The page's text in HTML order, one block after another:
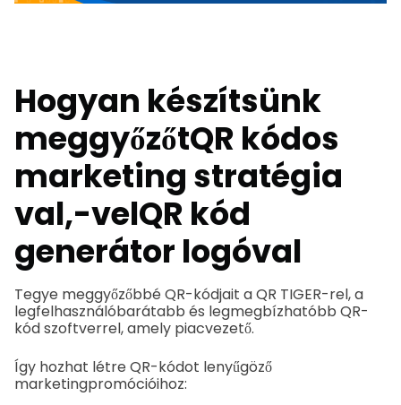
Hogyan készítsünk
meggyőzőtQR kódos
marketing stratégia
val,-velQR kód
generátor logóval
Tegye meggyőzőbbé QR-kódjait a QR TIGER-rel, a
legfelhasználóbarátabb és legmegbízhatóbb QR-
kód szoftverrel, amely piacvezető.
Így hozhat létre QR-kódot lenyűgöző
marketingpromócióihoz: